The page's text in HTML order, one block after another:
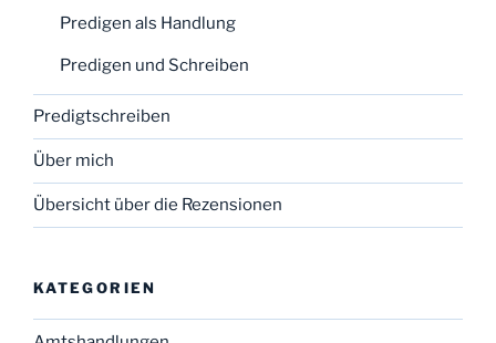
Predigen als Handlung
Predigen und Schreiben
Predigtschreiben
Über mich
Übersicht über die Rezensionen
KATEGORIEN